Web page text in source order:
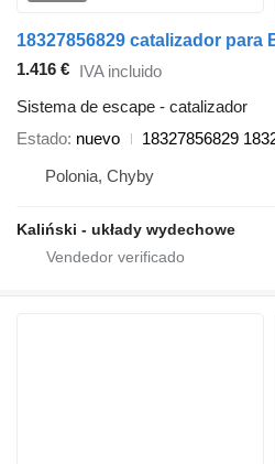
18327856829 catalizador para
1.416 € IVA incluido
Sistema de escape - catalizador
Estado nuevo
18327856829
Polonia, Chyby
Kaliński - układy wydechowe